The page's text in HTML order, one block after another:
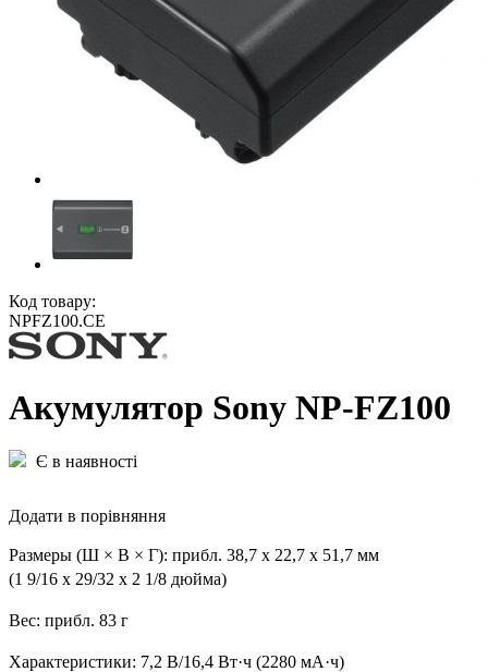
Код товару:
NPFZ100.CE
Акумулятор Sony NP-FZ100
Є в наявності
Додати в порівняння
Размеры (Ш × В × Г): прибл. 38,7 x 22,7 x 51,7 мм
(1 9/16 x 29/32 x 2 1/8 дюйма)
Вес: прибл. 83 г
Характеристики: 7,2 В/16,4 Вт·ч (2280 мА·ч)